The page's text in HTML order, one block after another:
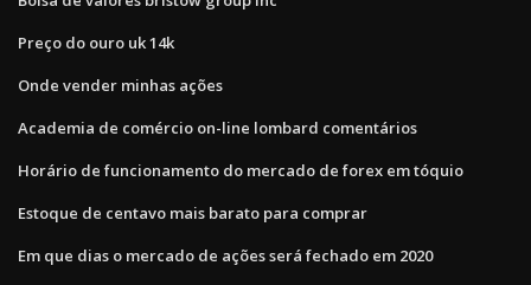
Preço do ouro uk 14k
Onde vender minhas ações
Academia de comércio on-line lombard comentários
Horário de funcionamento do mercado de forex em tóquio
Estoque de centavo mais barato para comprar
Em que dias o mercado de ações será fechado em 2020